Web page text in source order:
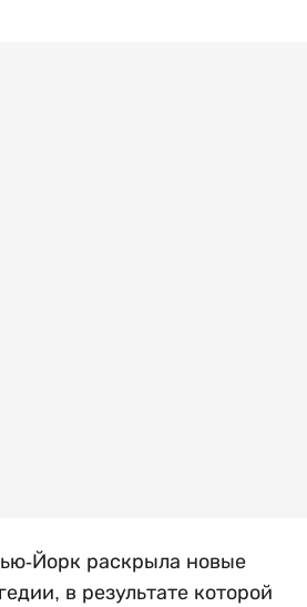
Йорк раскрыла новые
в результате которой